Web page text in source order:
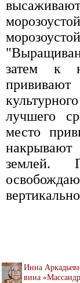
затем к
лучшего
место
землей.
Инна
вина